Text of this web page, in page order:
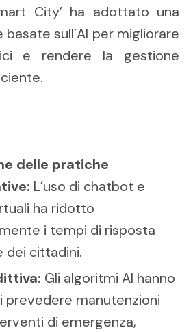
City’ ha adottato una
sull’AI per migliorare
e rendere la gestione
delle pratiche
L’uso di chatbot e
ha ridotto
i tempi di risposta
dei cittadini.
Gli algoritmi AI hanno
prevedere manutenzioni
di emergenza,